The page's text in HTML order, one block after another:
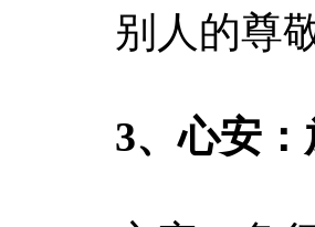
别人的尊
3、心安